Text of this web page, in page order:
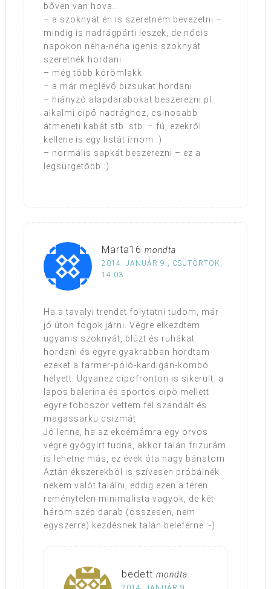
bőven van hova…
– a szoknyát én is szeretném bevezetni –
mindig is nadrágpárti leszek, de nőcis
napokon néha-néha igenis szoknyát
szeretnék hordani
– még több körömlakk
– a már meglévő bizsukat hordani
– hiányzó alapdarabokat beszerezni pl.
alkalmi cipő nadrághoz, csinosabb
átmeneti kabát stb. stb. – fú, ezekről
kellene is egy listát írnom :)
– normális sapkát beszerezni – ez a
legsürgetőbb :)
Marta16 mondta
2014. JANUÁR 9., CSÜTÖRTÖK,
14:03
Ha a tavalyi trendet folytatni tudom, már
jó úton fogok járni. Végre elkezdtem
ugyanis szoknyát, blúzt és ruhákat
hordani és egyre gyakrabban hordtam
ezeket a farmer-póló-kardigán-kombó
helyett. Ugyanez cipöfronton is sikerült: a
lapos balerina és sportos cipö mellett
egyre többször vettem fel szandált és
magassarku csizmát.
Jó lenne, ha az ekcémámra egy orvos
végre gyógyírt tudna, akkor talán frizurám
is lehetne más, ez évek óta nagy bánatom.
Aztán ékszerekböl is szívesen próbálnék
nekem valót találni, eddig ezen a téren
reménytelen minimalista vagyok, de két-
három szép darab (összesen, nem
egyszerre) kezdésnek talán beleférne :-)
bedett mondta